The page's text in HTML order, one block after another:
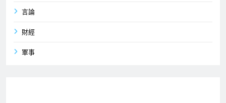
言論
財經
軍事